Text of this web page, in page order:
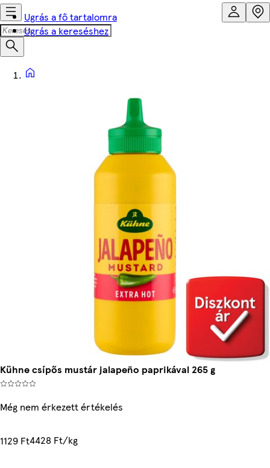
Ugrás a fő tartalomra
Ugrás a kereséshez
Kühne csípős mustár jalapeño paprikával 265 g
Még nem érkezett értékelés
1129 Ft4428 Ft/kg